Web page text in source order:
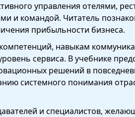
управления отелями,
и командой. Читатель
прибыльности бизнеса.
навыкам
сервиса. В учебнике
решений в
системного понимания
и специалистов,